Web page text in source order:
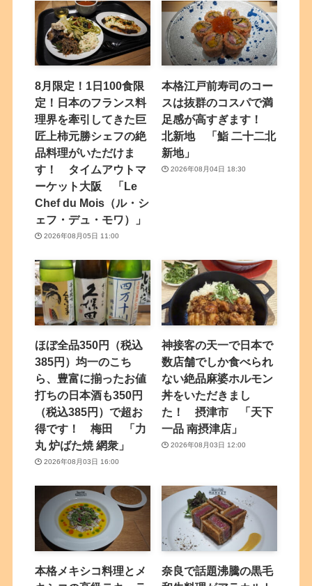
8月限定！1日100食限
定！日本のフランス料
理界を牽引してきた巨
匠上柿元勝シェフの絶
品料理がいただけま
す！ タイムアウトマ
ーケット大阪 「Le
Chef du Mois（ル・シ
ェフ・デュ・モワ）」
2026年08月05日 11:00
本格江戸前寿司のコー
スは抜群のコスパで満
足感が高すぎます！
北新地 「鮨 二十二北
新地」
2026年08月04日 18:30
ほぼ全品350円（税込
385円）均一のこち
ら、豊富に揃ったお値
打ちの日本酒も350円
（税込385円）で超お
得です！ 梅田 「力
丸 炉ばた焼 網衆」
2026年08月03日 16:00
神接客の天一で日本で
数店舗でしか食べられ
ない絶品麻婆ホルモン
丼をいただきまし
た！ 摂津市 「天下
一品 南摂津店」
2026年08月03日 12:00
本格メキシコ料理とメ
奈良で話題沸騰の黒毛